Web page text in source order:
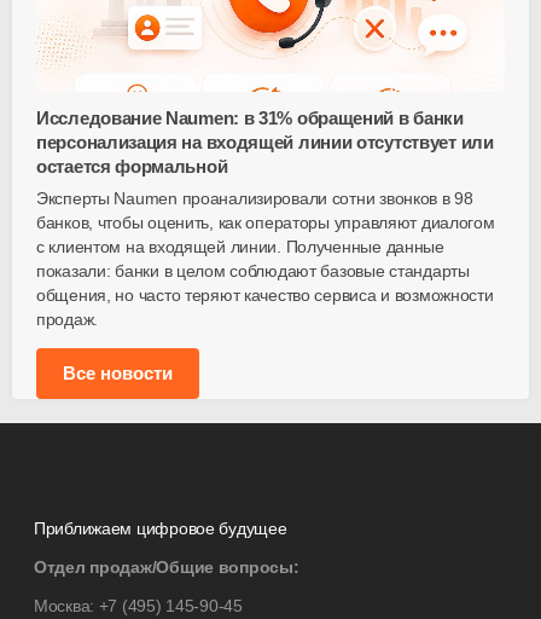
Исследование Naumen: в 31% обращений в банки
персонализация на входящей линии отсутствует или
остается формальной
Эксперты Naumen проанализировали сотни звонков в 98
банков, чтобы оценить, как операторы управляют диалогом
с клиентом на входящей линии. Полученные данные
показали: банки в целом соблюдают базовые стандарты
общения, но часто теряют качество сервиса и возможности
продаж.
Все новости
Приближаем цифровое будущее
Отдел продаж/Общие вопросы:
Москва: +7 (495) 145-90-45